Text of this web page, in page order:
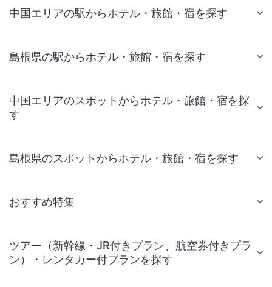
中国エリアの駅からホテル・旅館・宿を探す
島根県の駅からホテル・旅館・宿を探す
中国エリアのスポットからホテル・旅館・宿を探
す
島根県のスポットからホテル・旅館・宿を探す
おすすめ特集
ツアー（新幹線・JR付きプラン、航空券付きプラ
ン）・レンタカー付プランを探す